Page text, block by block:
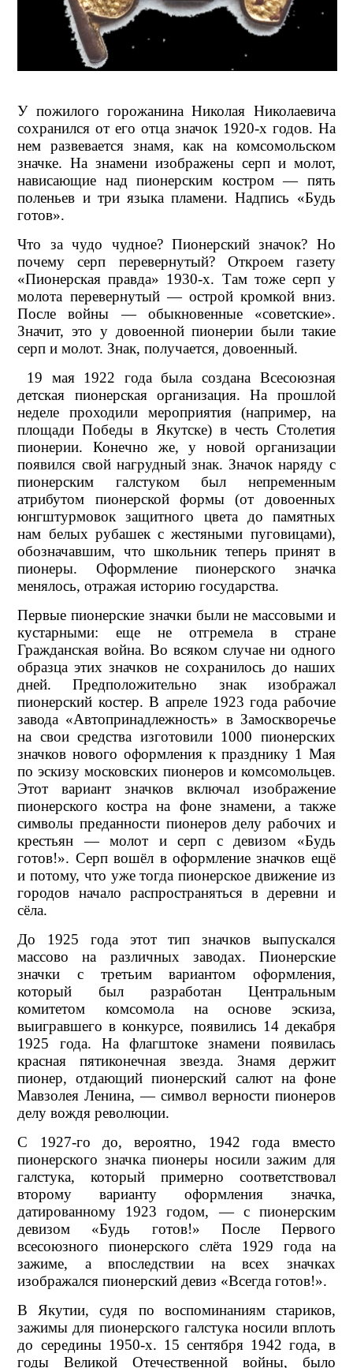
У пожилого горожанина Николая Николаевича
сохранился от его отца значок 1920-х годов. На
нем развевается знамя, как на комсомольском
значке. На знамени изображены серп и молот,
нависающие над пионерским костром — пять
поленьев и три языка пламени. Надпись «Будь
готов».
Что за чудо чудное? Пионерский значок? Но
почему серп перевернутый? Откроем газету
«Пионерская правда» 1930-х. Там тоже серп у
молота перевернутый — острой кромкой вниз.
После войны — обыкновенные «советские».
Значит, это у довоенной пионерии были такие
серп и молот. Знак, получается, довоенный.
19 мая 1922 года была создана Всесоюзная
детская пионерская организация. На прошлой
неделе проходили мероприятия (например, на
площади Победы в Якутске) в честь Столетия
пионерии. Конечно же, у новой организации
появился свой нагрудный знак. Значок наряду с
пионерским галстуком был непременным
атрибутом пионерской формы (от довоенных
юнгштурмовок защитного цвета до памятных
нам белых рубашек с жестяными пуговицами),
обозначавшим, что школьник теперь принят в
пионеры. Оформление пионерского значка
менялось, отражая историю государства.
Первые пионерские значки были не массовыми и
кустарными: еще не отгремела в стране
Гражданская война. Во всяком случае ни одного
образца этих значков не сохранилось до наших
дней. Предположительно знак изображал
пионерский костер. В апреле 1923 года рабочие
завода «Автопринадлежность» в Замоскворечье
на свои средства изготовили 1000 пионерских
значков нового оформления к празднику 1 Мая
по эскизу московских пионеров и комсомольцев.
Этот вариант значков включал изображение
пионерского костра на фоне знамени, а также
символы преданности пионеров делу рабочих и
крестьян — молот и серп с девизом «Будь
готов!». Серп вошёл в оформление значков ещё
и потому, что уже тогда пионерское движение из
городов начало распространяться в деревни и
сёла.
До 1925 года этот тип значков выпускался
массово на различных заводах. Пионерские
значки с третьим вариантом оформления,
который был разработан Центральным
комитетом комсомола на основе эскиза,
выигравшего в конкурсе, появились 14 декабря
1925 года. На флагштоке знамени появилась
красная пятиконечная звезда. Знамя держит
пионер, отдающий пионерский салют на фоне
Мавзолея Ленина, — символ верности пионеров
делу вождя революции.
С 1927-го до, вероятно, 1942 года вместо
пионерского значка пионеры носили зажим для
галстука, который примерно соответствовал
второму варианту оформления значка,
датированному 1923 годом, — с пионерским
девизом «Будь готов!» После Первого
всесоюзного пионерского слёта 1929 года на
зажиме, а впоследствии на всех значках
изображался пионерский девиз «Всегда готов!».
В Якутии, судя по воспоминаниям стариков,
зажимы для пионерского галстука носили вплоть
до середины 1950-х. 15 сентября 1942 года, в
годы Великой Отечественной войны, было